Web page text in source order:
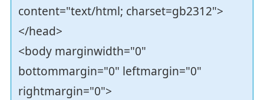
content="text/html; charset=gb2312">
</head>
<body marginwidth="0"
bottommargin="0" leftmargin="0"
rightmargin="0">